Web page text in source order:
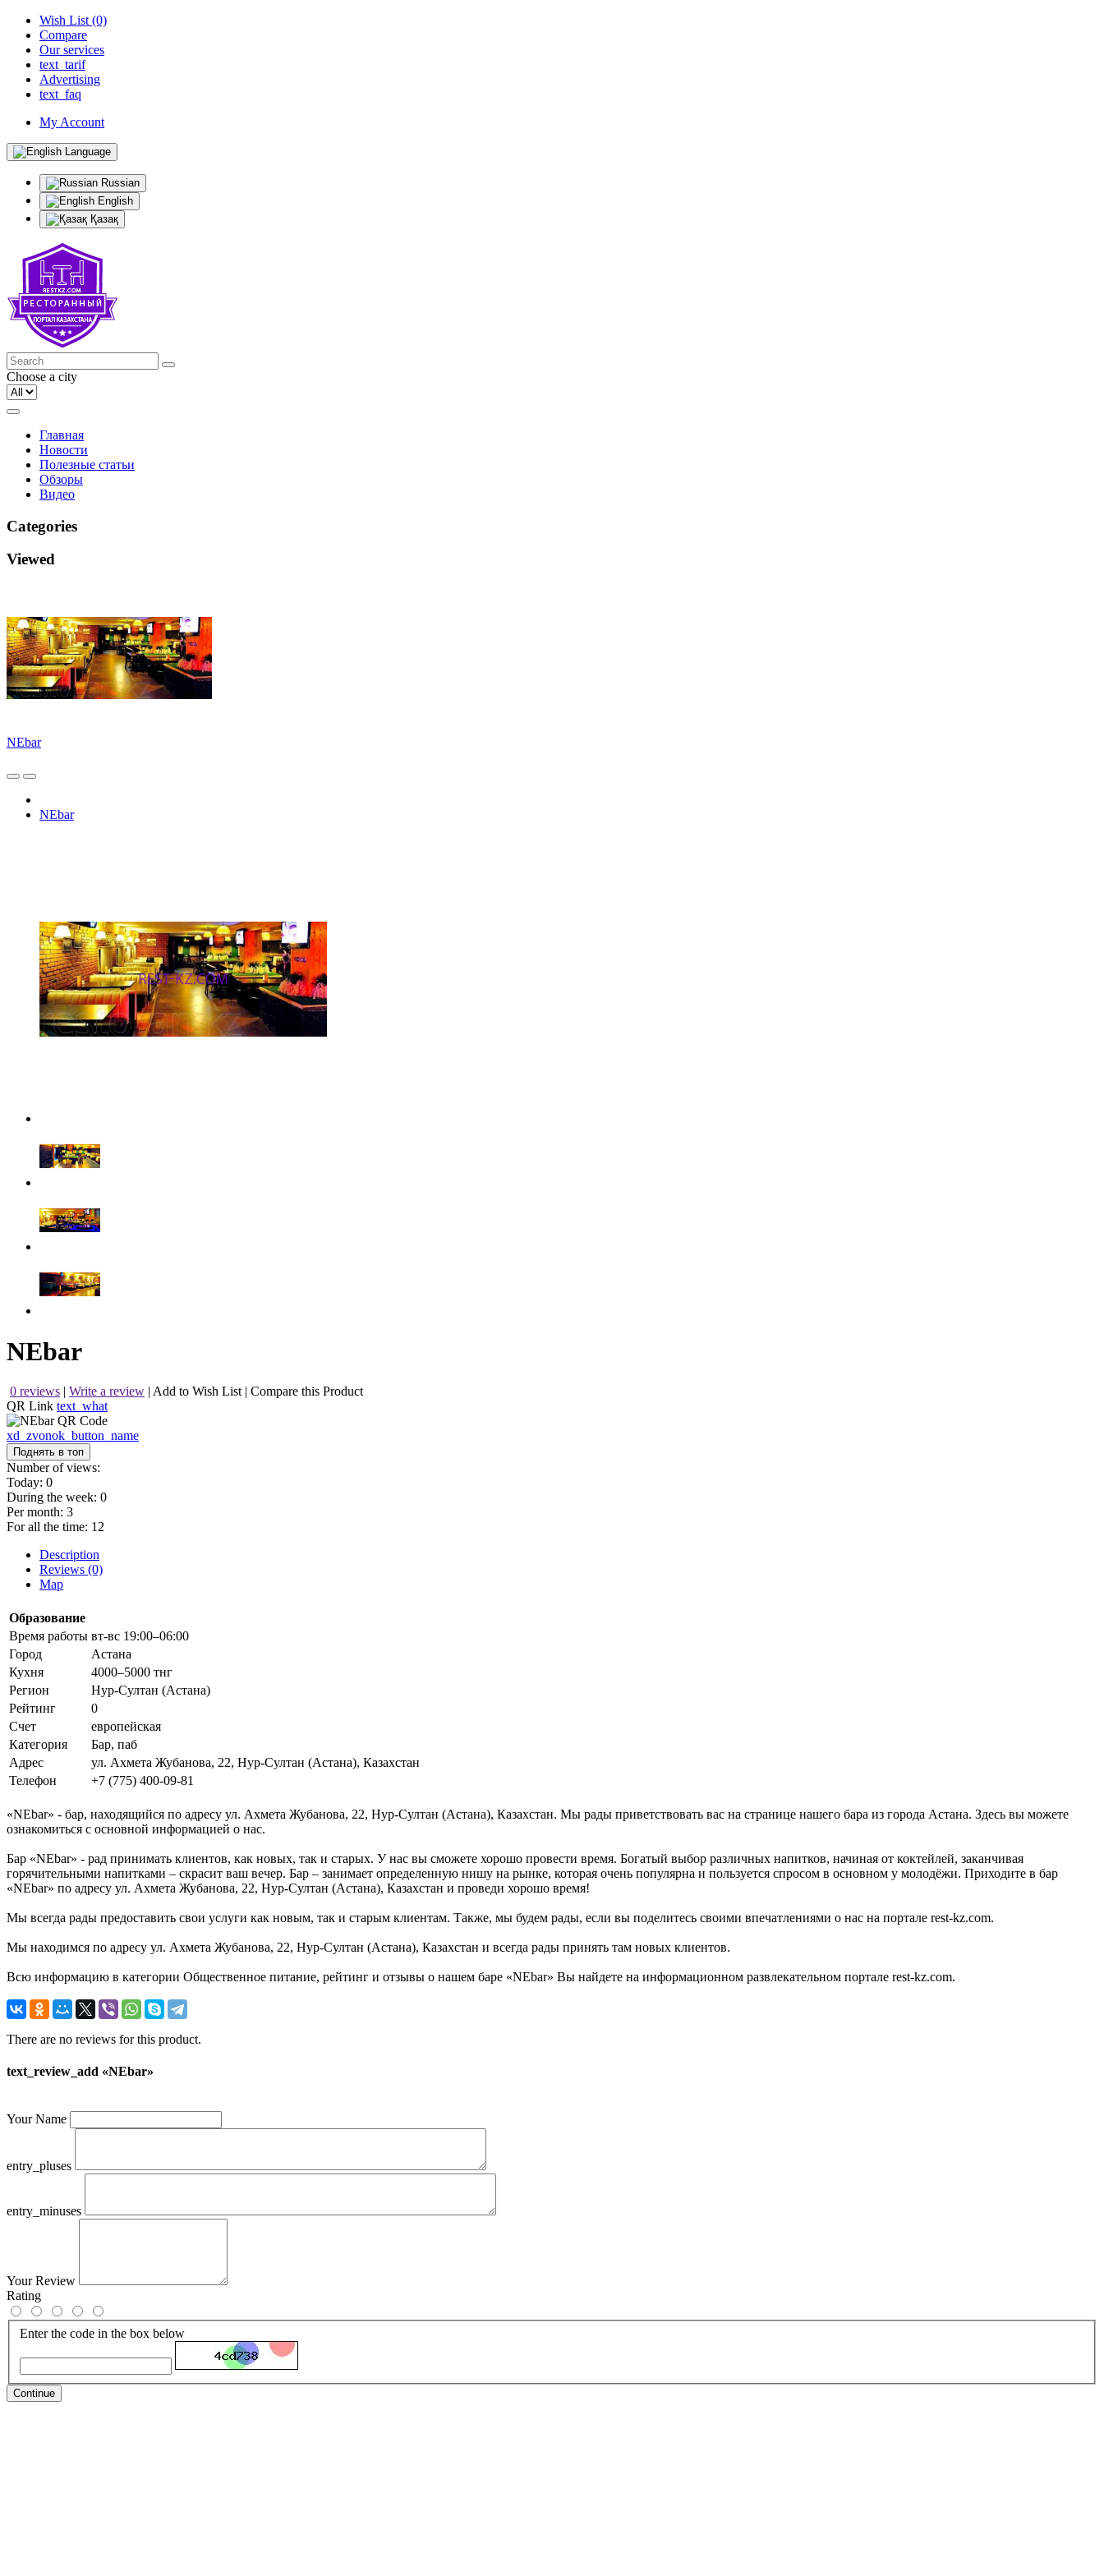
Wish List (0)
Compare
Our services
text_tarif
Advertising
text_faq
My Account
Language
Russian
English
Қазақ
Choose a city
Главная
Новости
Полезные статьи
Обзоры
Видео
Categories
Viewed
NEbar
NEbar
NEbar
0 reviews | Write a review | Add to Wish List | Compare this Product
QR Link text_what
xd_zvonok_button_name
Поднять в топ
Number of views:
Today: 0
During the week: 0
Per month: 3
For all the time: 12
Description
Reviews (0)
Map
Образование
Время работы вт-вс 19:00–06:00
Город
Астана
Кухня
4000–5000 тнг
Регион
Нур-Султан (Астана)
Рейтинг
0
Счет
европейская
Категория
Бар, паб
Адрес
ул. Ахмета Жубанова, 22, Нур-Султан (Астана), Казахстан
Телефон
+7 (775) 400-09-81
«NEbar» - бар, находящийся по адресу ул. Ахмета Жубанова, 22, Нур-Султан (Астана), Казахстан. Мы рады приветствовать вас на странице нашего бара из города Астана. Здесь вы можете
ознакомиться с основной информацией о нас.
Бар «NEbar» - рад принимать клиентов, как новых, так и старых. У нас вы сможете хорошо провести время. Богатый выбор различных напитков, начиная от коктейлей, заканчивая
горячительными напитками – скрасит ваш вечер. Бар – занимает определенную нишу на рынке, которая очень популярна и пользуется спросом в основном у молодёжи. Приходите в бар
«NEbar» по адресу ул. Ахмета Жубанова, 22, Нур-Султан (Астана), Казахстан и проведи хорошо время!
Мы всегда рады предоставить свои услуги как новым, так и старым клиентам. Также, мы будем рады, если вы поделитесь своими впечатлениями о нас на портале rest-kz.com.
Мы находимся по адресу ул. Ахмета Жубанова, 22, Нур-Султан (Астана), Казахстан и всегда рады принять там новых клиентов.
Всю информацию в категории Общественное питание, рейтинг и отзывы о нашем баре «NEbar» Вы найдете на информационном развлекательном портале rest-kz.com.
There are no reviews for this product.
text_review_add «NEbar»
Your Name
entry_pluses
entry_minuses
Your Review
Rating
Enter the code in the box below
Continue